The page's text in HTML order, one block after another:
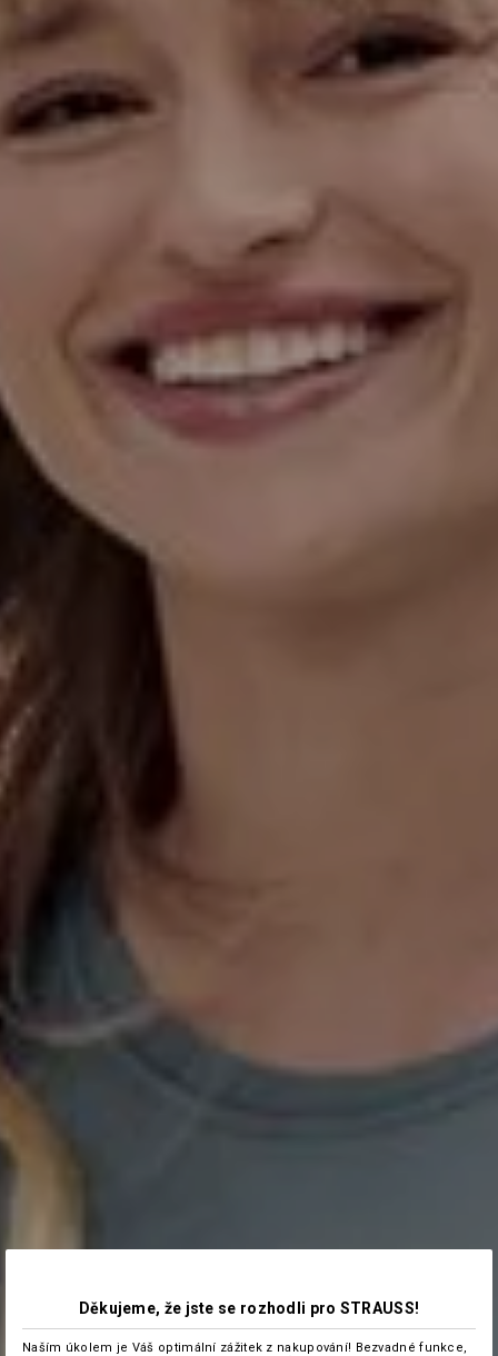
Děkujeme, že jste se rozhodli pro STRAUSS!
Naším úkolem je Váš optimální zážitek z nakupování! Bezvadné funkce,